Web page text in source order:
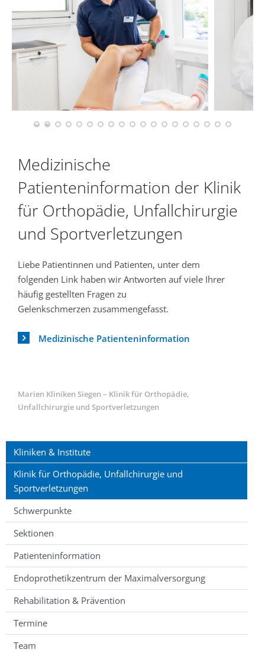
Medizinische
Patienteninformation der Klinik
für Orthopädie, Unfallchirurgie
und Sportverletzungen
Liebe Patientinnen und Patienten, unter dem
folgenden Link haben wir Antworten auf viele Ihrer
häufig gestellten Fragen zu
Gelenkschmerzen zusammengefasst.
Medizinische Patienteninformation
Marien Kliniken Siegen – Klinik für Orthopädie,
Unfallchirurgie und Sportverletzungen
Kliniken & Institute
Klinik für Orthopädie, Unfallchirurgie und
Sportverletzungen
Schwerpunkte
Sektionen
Patienteninformation
Endoprothetikzentrum der Maximalversorgung
Rehabilitation & Prävention
Termine
Team